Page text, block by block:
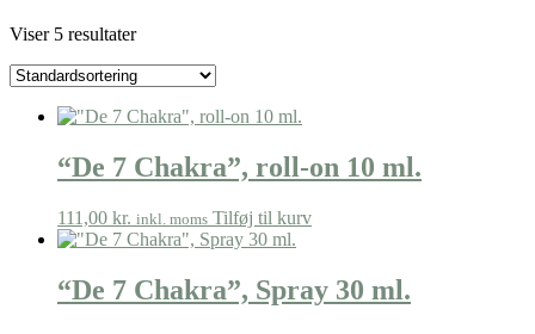
Viser 5 resultater
“De 7 Chakra”, roll-on 10 ml.
111,00 kr. inkl. moms Tilføj til kurv
“De 7 Chakra”, Spray 30 ml.